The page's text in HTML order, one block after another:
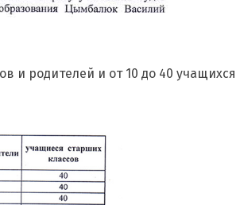
и родителей и от 10 до 40 учащихся